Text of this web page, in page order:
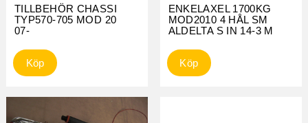
TILLBEHÖR CHASSI
TYP570-705 MOD 20
07-
Köp
ENKELAXEL 1700KG
MOD2010 4 HÅL SM
ALDELTA S IN 14-3 M
Köp